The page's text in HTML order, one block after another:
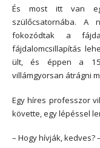
És most itt van
szülőcsatornába.
fokozódtak a
fájdalomcsillapítás
ült, és éppen a
villámgyorsan átrágni
Egy híres professzor
követte, egy lépéssel
– Hogy hívják, kedves?